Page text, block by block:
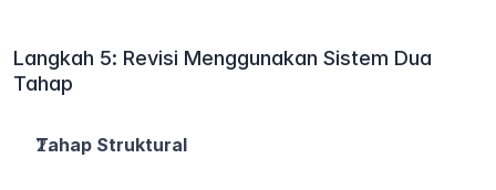
Langkah 5: Revisi Menggunakan Sistem Dua
Tahap
Tahap Struktural